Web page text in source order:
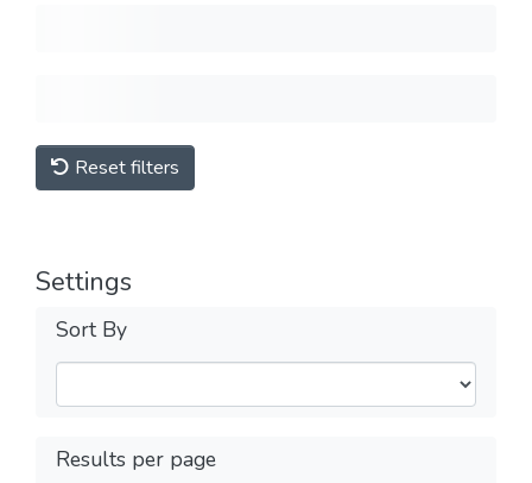
Reset filters
Settings
Sort By
Results per page